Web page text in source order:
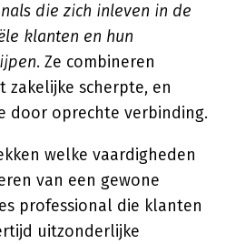
die zich inleven in de
klanten en hun
. Ze combineren
zakelijke scherpte, en
door oprechte verbinding.
welke vaardigheden
van een gewone
professional die klanten
uitzonderlijke